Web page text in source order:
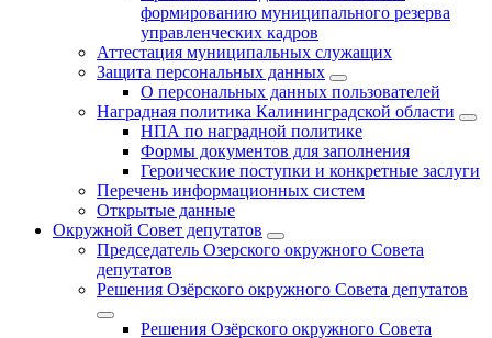
формированию муниципального резерва
управленческих кадров
Аттестация муниципальных служащих
Защита персональных данных
О персональных данных пользователей
Наградная политика Калининградской области
НПА по наградной политике
Формы документов для заполнения
Героические поступки и конкретные заслуги
Перечень информационных систем
Открытые данные
Окружной Совет депутатов
Председатель Озерского окружного Совета
депутатов
Решения Озёрского окружного Совета депутатов
Решения Озёрского окружного Совета